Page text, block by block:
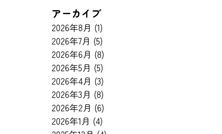
アーカイブ
2026年8月 (1)
2026年7月 (5)
2026年6月 (8)
2026年5月 (5)
2026年4月 (3)
2026年3月 (8)
2026年2月 (6)
2026年1月 (4)